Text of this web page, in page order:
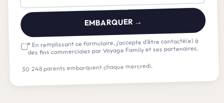
EMBARQUER →
*En remplissant ce formulaire, j’accepte d’être contacté(e) à
des fins commerciales par Voyage Family et ses partenaires.
30 248 parents embarquent chaque mercredi.